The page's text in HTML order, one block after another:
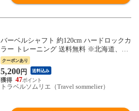
バーベルシャフト 約120cm ハードロックカ
ラー トレーニング 送料無料 ※北海道、沖
縄県、離島を除く 【ロジ発送】 トラベル
ソムリエ w-tre5
クーポンあり
5,200円 送料込み
47
トラベルソムリエ（Travel sommelier）